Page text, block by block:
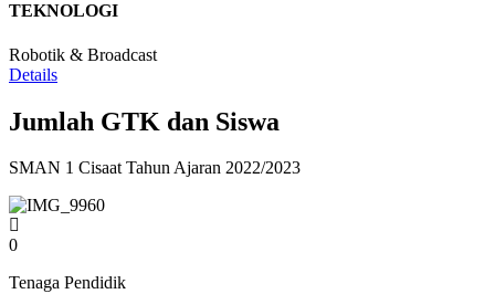
TEKNOLOGI
Robotik & Broadcast
Details
Jumlah GTK dan Siswa
SMAN 1 Cisaat Tahun Ajaran 2022/2023
0
Tenaga Pendidik